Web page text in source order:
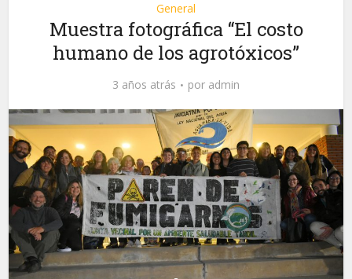
General
Muestra fotográfica “El costo
humano de los agrotóxicos”
3 años atrás por admin